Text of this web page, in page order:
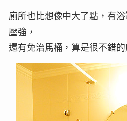
廁所也比想像中大了點，有
壓強，
還有免治馬桶，算是很不錯的